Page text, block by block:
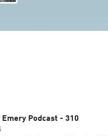
Emery Podcast - 310